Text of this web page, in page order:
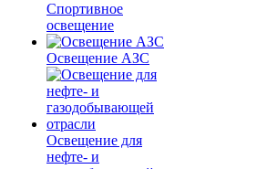
Спортивное
освещение
Освещение АЗС
Освещение для
нефте- и